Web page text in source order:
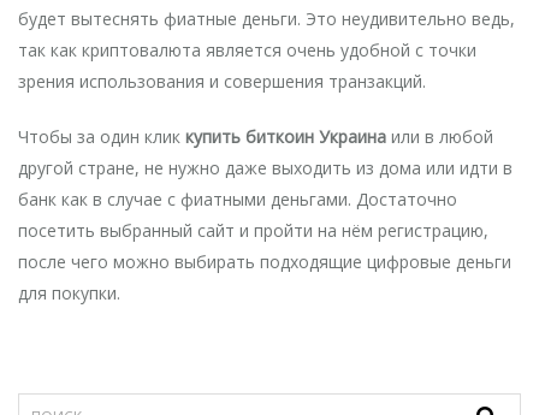
будет вытеснять фиатные деньги. Это неудивительно ведь,
так как криптовалюта является очень удобной с точки
зрения использования и совершения транзакций.
Чтобы за один клик купить биткоин Украина или в любой
другой стране, не нужно даже выходить из дома или идти в
банк как в случае с фиатными деньгами. Достаточно
посетить выбранный сайт и пройти на нём регистрацию,
после чего можно выбирать подходящие цифровые деньги
для покупки.